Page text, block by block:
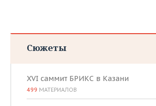
Сюжеты
XVI саммит БРИКС в Казани
499 МАТЕРИАЛОВ